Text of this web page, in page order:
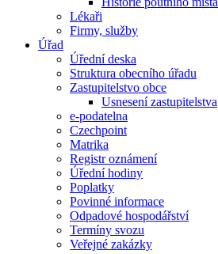
Lékaři
Firmy, služby
Úřad
Úřední deska
Struktura obecního úřadu
Zastupitelstvo obce
Usnesení zastupitelstva
e-podatelna
Czechpoint
Matrika
Registr oznámení
Úřední hodiny
Poplatky
Povinné informace
Odpadové hospodářství
Termíny svozu
Veřejné zakázky